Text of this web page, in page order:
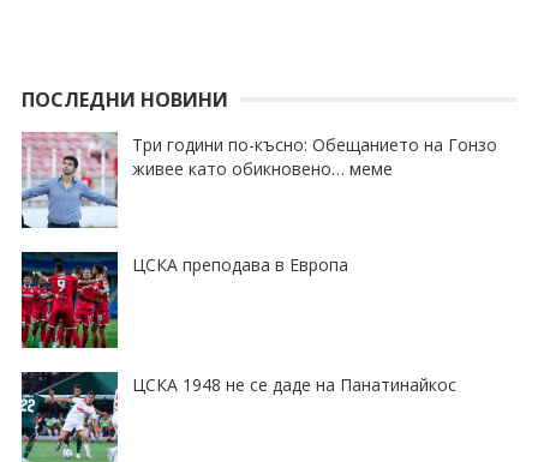
ПОСЛЕДНИ НОВИНИ
Три години по-късно: Обещанието на Гонзо
живее като обикновено… меме
ЦСКА преподава в Европа
ЦСКА 1948 не се даде на Панатинайкос